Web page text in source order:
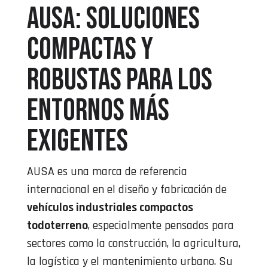
AUSA: Soluciones
compactas y
robustas para los
entornos más
exigentes
AUSA es una marca de referencia
internacional en el diseño y fabricación de
vehículos industriales compactos
todoterreno, especialmente pensados para
sectores como la construcción, la agricultura,
la logística y el mantenimiento urbano. Su